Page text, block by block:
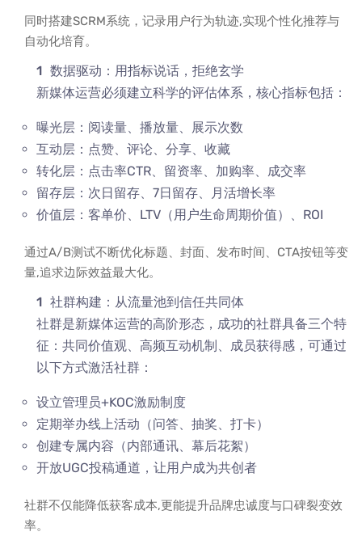
同时搭建SCRM系统，记录用户行为轨迹,实现个性化推荐与
自动化培育。
数据驱动：用指标说话，拒绝玄学
新媒体运营必须建立科学的评估体系，核心指标包括：
曝光层：阅读量、播放量、展示次数
互动层：点赞、评论、分享、收藏
转化层：点击率CTR、留资率、加购率、成交率
留存层：次日留存、7日留存、月活增长率
价值层：客单价、LTV（用户生命周期价值）、ROI
通过A/B测试不断优化标题、封面、发布时间、CTA按钮等变
量,追求边际效益最大化。
社群构建：从流量池到信任共同体
社群是新媒体运营的高阶形态，成功的社群具备三个特
征：共同价值观、高频互动机制、成员获得感，可通过
以下方式激活社群：
设立管理员+KOC激励制度
定期举办线上活动（问答、抽奖、打卡）
创建专属内容（内部通讯、幕后花絮）
开放UGC投稿通道，让用户成为共创者
社群不仅能降低获客成本,更能提升品牌忠诚度与口碑裂变效
率。